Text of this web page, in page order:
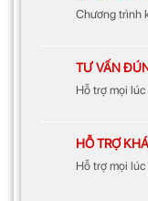
Chương trình
TƯ VẤN
Hỗ trợ mọi
HỖ TRỢ
Hỗ trợ mọi